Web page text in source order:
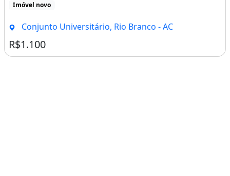
Imóvel novo
Conjunto Universitário, Rio Branco - AC
R$1.100